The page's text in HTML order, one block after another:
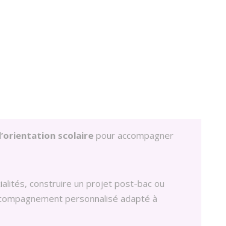
scolaire pour accompagner
construire un projet post-bac ou
personnalisé adapté à